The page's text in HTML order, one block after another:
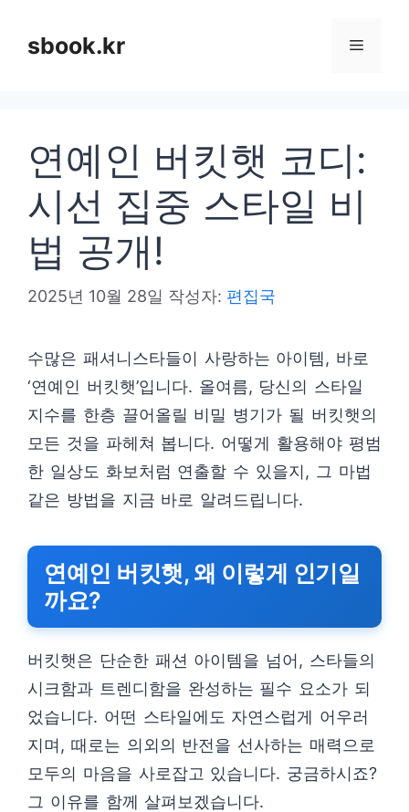
sbook.kr 메
연예인 버킷햇 코디:
시선 집중 스타일 비
법 공개!
2025년 10월 28일 작성자: 편집국
수많은 패셔니스타들이 사랑하는 아이템, 바로
‘연예인 버킷햇’입니다. 올여름, 당신의 스타일
지수를 한층 끌어올릴 비밀 병기가 될 버킷햇의
모든 것을 파헤쳐 봅니다. 어떻게 활용해야 평범
한 일상도 화보처럼 연출할 수 있을지, 그 마법
같은 방법을 지금 바로 알려드립니다.
연예인 버킷햇, 왜 이렇게 인기일
까요?
버킷햇은 단순한 패션 아이템을 넘어, 스타들의
시크함과 트렌디함을 완성하는 필수 요소가 되
었습니다. 어떤 스타일에도 자연스럽게 어우러
지며, 때로는 의외의 반전을 선사하는 매력으로
모두의 마음을 사로잡고 있습니다. 궁금하시죠?
그 이유를 함께 살펴보겠습니다.